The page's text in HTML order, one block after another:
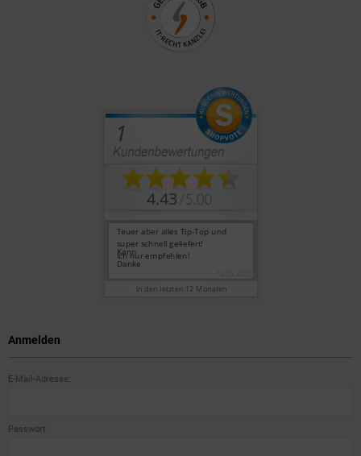
Anmelden
E-Mail-Adresse:
Passwort: